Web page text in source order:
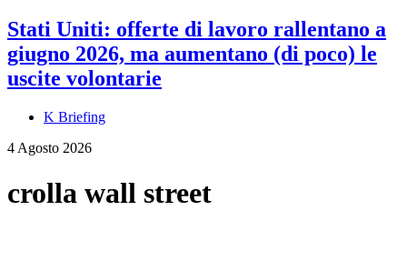
Stati Uniti: offerte di lavoro rallentano a
giugno 2026, ma aumentano (di poco) le
uscite volontarie
K Briefing
4 Agosto 2026
crolla wall street